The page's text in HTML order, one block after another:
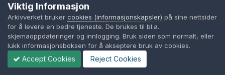
Viktig Informasjon
Arkivverket bruker cookies (informasjonskapsler) på sine nettsider
for å levere en bedre tjeneste. De brukes til bl.a.
skjemaoppdateringer og innlogging. Bruk siden som normalt, eller
lukk informasjonsboksen for å akseptere bruk av cookies.
Accept Cookies Reject Cookies